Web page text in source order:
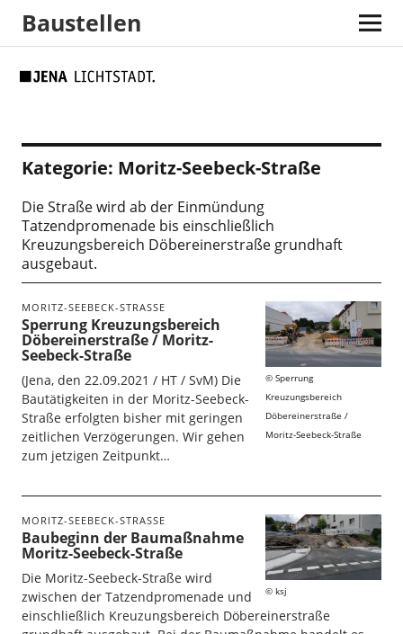
map
Baustellen
Kategorie: Moritz-Seebeck-Straße
Die Straße wird ab der Einmündung
Tatzendpromenade bis einschließlich
Kreuzungsbereich Döbereinerstraße grundhaft
ausgebaut.
Sperrung
Kreuzungsbereich
Döbereinerstraße /
Moritz-Seebeck-Straße
MORITZ-SEEBECK-STRASSE
Sperrung Kreuzungsbereich
Döbereinerstraße / Moritz-
Seebeck-Straße
(Jena, den 22.09.2021 / HT / SvM) Die
Bautätigkeiten in der Moritz-Seebeck-
Straße erfolgten bisher mit geringen
zeitlichen Verzögerungen. Wir gehen
zum jetzigen Zeitpunkt…
ksj
MORITZ-SEEBECK-STRASSE
Baubeginn der Baumaßnahme
Moritz-Seebeck-Straße
Die Moritz-Seebeck-Straße wird
zwischen der Tatzendpromenade und
einschließlich Kreuzungsbereich Döbereinerstraße